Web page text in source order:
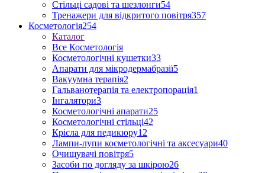
Стільці садові та шезлонги54
Тренажери для відкритого повітря357
Косметологія254
Каталог
Все Косметологія
Косметологічні кушетки33
Апарати для мікродермабразії5
Вакуумна терапія2
Гальванотерапія та електропорація1
Інгалятори3
Косметологічні апарати25
Косметологічні стільці42
Крісла для педикюру12
Лампи-лупи косметологічні та аксесуари40
Очищувачі повітря5
Засоби по догляду за шкірою26